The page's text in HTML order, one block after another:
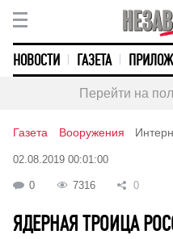
НОВОСТИ ГАЗЕТА
Перейти на
Газета Вооружения
02.08.2019 00:01:00
0 7316 0
ЯДЕРНАЯ ТРОИЦА